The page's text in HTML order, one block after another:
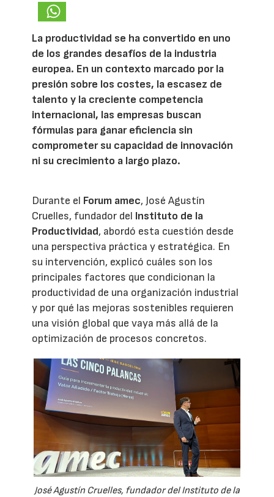
La productividad se ha convertido en uno
de los grandes desafíos de la industria
europea. En un contexto marcado por la
presión sobre los costes, la escasez de
talento y la creciente competencia
internacional, las empresas buscan
fórmulas para ganar eficiencia sin
comprometer su capacidad de innovación
ni su crecimiento a largo plazo.
Durante el Forum amec, José Agustín
Cruelles, fundador del Instituto de la
Productividad, abordó esta cuestión desde
una perspectiva práctica y estratégica. En
su intervención, explicó cuáles son los
principales factores que condicionan la
productividad de una organización industrial
y por qué las mejoras sostenibles requieren
una visión global que vaya más allá de la
optimización de procesos concretos.
José Agustín Cruelles, fundador del Instituto de la